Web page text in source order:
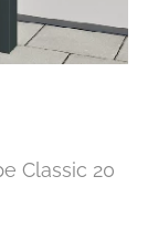
Classic 20